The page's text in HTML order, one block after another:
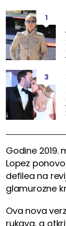
1
3
Godine 2019.
Lopez
defilea na
glamurozne
Ova nova
rukava, a